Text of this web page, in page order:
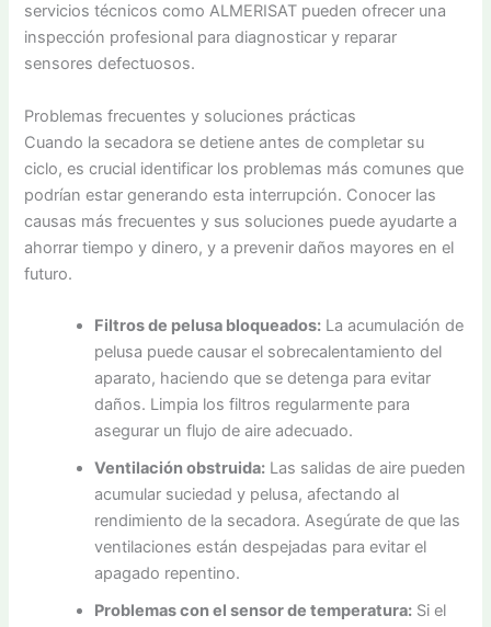
servicios técnicos como ALMERISAT pueden ofrecer una
inspección profesional para diagnosticar y reparar
sensores defectuosos.
Problemas frecuentes y soluciones prácticas
Cuando la secadora se detiene antes de completar su
ciclo, es crucial identificar los problemas más comunes que
podrían estar generando esta interrupción. Conocer las
causas más frecuentes y sus soluciones puede ayudarte a
ahorrar tiempo y dinero, y a prevenir daños mayores en el
futuro.
Filtros de pelusa bloqueados: La acumulación de
pelusa puede causar el sobrecalentamiento del
aparato, haciendo que se detenga para evitar
daños. Limpia los filtros regularmente para
asegurar un flujo de aire adecuado.
Ventilación obstruida: Las salidas de aire pueden
acumular suciedad y pelusa, afectando al
rendimiento de la secadora. Asegúrate de que las
ventilaciones están despejadas para evitar el
apagado repentino.
Problemas con el sensor de temperatura: Si el